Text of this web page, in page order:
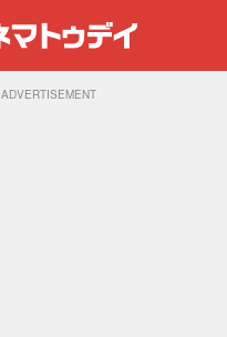
ADVERTISEMENT